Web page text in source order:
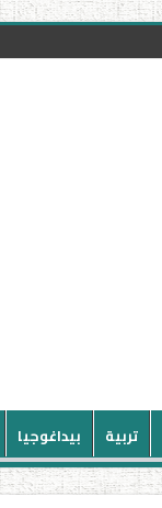
تربية بيداغوجيا